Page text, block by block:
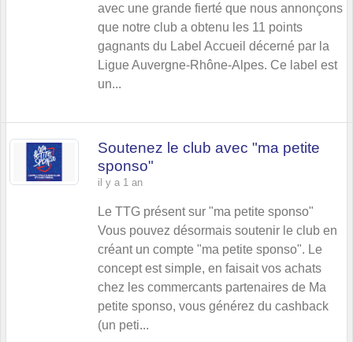
avec une grande fierté que nous annonçons
que notre club a obtenu les 11 points
gagnants du Label Accueil décerné par la
Ligue Auvergne-Rhône-Alpes. Ce label est
un...
Soutenez le club avec "ma petite
sponso"
il y a 1 an
Le TTG présent sur "ma petite sponso"
Vous pouvez désormais soutenir le club en
créant un compte "ma petite sponso". Le
concept est simple, en faisait vos achats
chez les commercants partenaires de Ma
petite sponso, vous générez du cashback
(un peti...